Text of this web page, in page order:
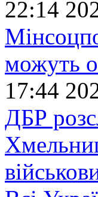
22:14
можуть
17:44
ДБР